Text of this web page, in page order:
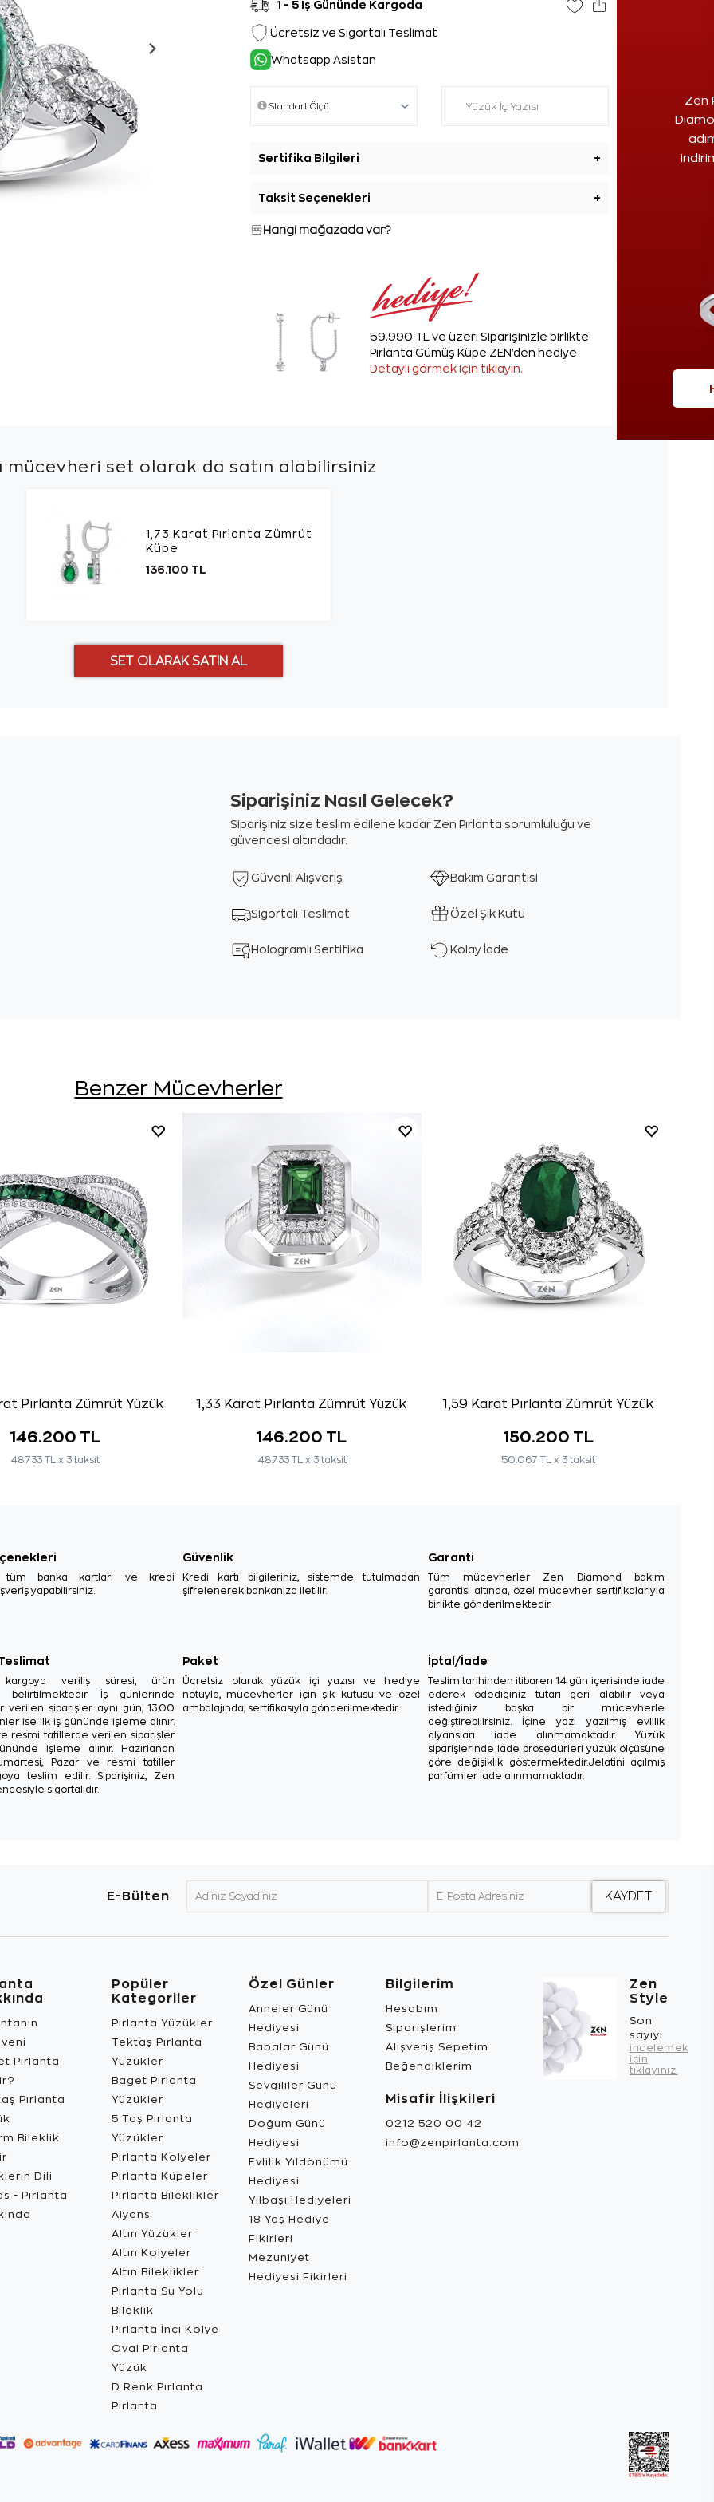
Zen
1 - 5 İş Gününde Kargoda
Ücretsiz ve Sigortalı Teslimat
Whatsapp Asistan
Sertifika Bilgileri +
Taksit Seçenekleri +
Hangi mağazada var?
59.990 TL ve üzeri Siparişinizle birlikte
Pırlanta Gümüş Küpe ZEN'den hediye
Detaylı görmek için tıklayın.
mücevheri set olarak da satın alabilirsiniz
1,73 Karat Pırlanta Zümrüt
Küpe
136.100 TL
Siparişiniz Nasıl Gelecek?
Siparişiniz size teslim edilene kadar Zen Pırlanta sorumluluğu ve
güvencesi altındadır.
Güvenli Alışveriş Bakım Garantisi
Sigortalı Teslimat Özel Şık Kutu
Hologramlı Sertifika Kolay İade
Benzer Mücevherler
Pırlanta Zümrüt Yüzük
146.200 TL
48.733 TL x 3 taksit
1,33 Karat Pırlanta Zümrüt Yüzük
146.200 TL
48.733 TL x 3 taksit
1,59 Karat Pırlanta Zümrüt Yüzük
150.200 TL
50.067 TL x 3 taksit
tüm banka kartları ve kredi
yapabilirsiniz.
Güvenlik
Kredi kartı bilgileriniz, sistemde tutulmadan
şifrelenerek bankanıza iletilir.
Garanti
Tüm mücevherler Zen Diamond bakım
garantisi altında, özel mücevher sertifikalarıyla
birlikte gönderilmektedir.
kargoya veriliş süresi, ürün
belirtilmektedir. İş günlerinde
verilen siparişler aynı gün, 13.00
ise ilk iş gününde işleme alınır.
resmi tatillerde verilen siparişler
işleme alınır. Hazırlanan
Pazar ve resmi tatiller
teslim edilir. Siparişiniz, Zen
sigortalıdır.
Paket
Ücretsiz olarak yüzük içi yazısı ve hediye
notuyla, mücevherler için şık kutusu ve özel
ambalajında, sertifikasıyla gönderilmektedir.
İptal/İade
Teslim tarihinden itibaren 14 gün içerisinde iade
ederek ödediğiniz tutarı geri alabilir veya
istediğiniz başka bir mücevherle
değiştirebilirsiniz. İçine yazı yazılmış evlilik
alyansları iade alınmamaktadır. Yüzük
siparişlerinde iade prosedürleri yüzük ölçüsüne
göre değişiklik göstermektedir.Jelatini açılmış
parfümler iade alınmamaktadır.
E-Bülten
Pırlanta
Pırlanta
Bileklik
Dili
- Pırlanta
Popüler
Kategoriler
Pırlanta Yüzükler
Tektaş Pırlanta
Yüzükler
Baget Pırlanta
Yüzükler
5 Taş Pırlanta
Yüzükler
Pırlanta Kolyeler
Pırlanta Küpeler
Pırlanta Bileklikler
Alyans
Altın Yüzükler
Altın Kolyeler
Altın Bileklikler
Pırlanta Su Yolu
Bileklik
Pırlanta İnci Kolye
Oval Pırlanta
Yüzük
D Renk Pırlanta
Pırlanta
Özel Günler
Anneler Günü
Hediyesi
Babalar Günü
Hediyesi
Sevgililer Günü
Hediyeleri
Doğum Günü
Hediyesi
Evlilik Yıldönümü
Hediyesi
Yılbaşı Hediyeleri
18 Yaş Hediye
Fikirleri
Mezuniyet
Hediyesi Fikirleri
Bilgilerim
Hesabım
Siparişlerim
Alışveriş Sepetim
Beğendiklerim
Misafir İlişkileri
0212 520 00 42
info@zenpirlanta.com
Zen
Style
Son
sayıyı
incelemek
için
tıklayınız.